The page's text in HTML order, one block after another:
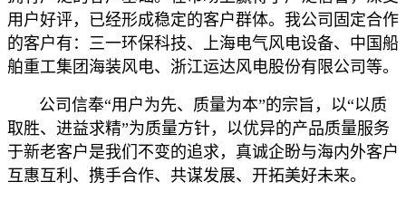
用户好评，已经形成稳定的客户群体。我公司固定合作
的客户有：三一环保科技、上海电气风电设备、中国船
舶重工集团海装风电、浙江运达风电股份有限公司等。
公司信奉“用户为先、质量为本”的宗旨，以“以质
取胜、进益求精”为质量方针，以优异的产品质量服务
于新老客户是我们不变的追求，真诚企盼与海内外客户
互惠互利、携手合作、共谋发展、开拓美好未来。